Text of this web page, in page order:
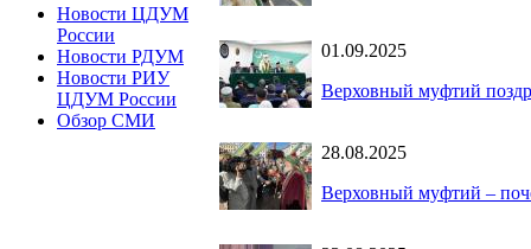
Новости ЦДУМ
России
Новости РДУМ
Новости РИУ
ЦДУМ России
Обзор СМИ
01.09.2025
Верховный муфтий
28.08.2025
Верховный муфтий –